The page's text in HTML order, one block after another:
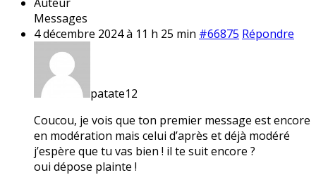
Messages
4 décembre 2024 à 11 h 25 min #66875 Répondre
patate12
Coucou, je vois que ton premier message est encore
en modération mais celui d’après et déjà modéré
j’espère que tu vas bien ! il te suit encore ?
oui dépose plainte !